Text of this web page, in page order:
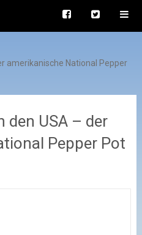
amerikanische National Pepper
den USA – der
Pepper Pot